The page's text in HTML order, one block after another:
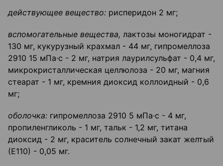
действующее вещество: рисперидон 2 мг;
вспомогательные вещества, лактозы моногидрат -
130 мг, кукурузный крахмал - 44 мг, гипромеллоза
2910 15 мПа·c - 2 мг, натрия лаурилсульфат - 0,4 мг,
микрокристаллическая целлюлоза - 20 мг, магния
стеарат - 1 мг, кремния диоксид коллоидный - 0,6
мг;
оболочка: гипромеллоза 2910 5 мПа·c - 4 мг,
пропиленгликоль - 1 мг, тальк - 1,2 мг, титана
диоксид - 2 мг, краситель солнечный закат желтый
(Е110) - 0,05 мг.